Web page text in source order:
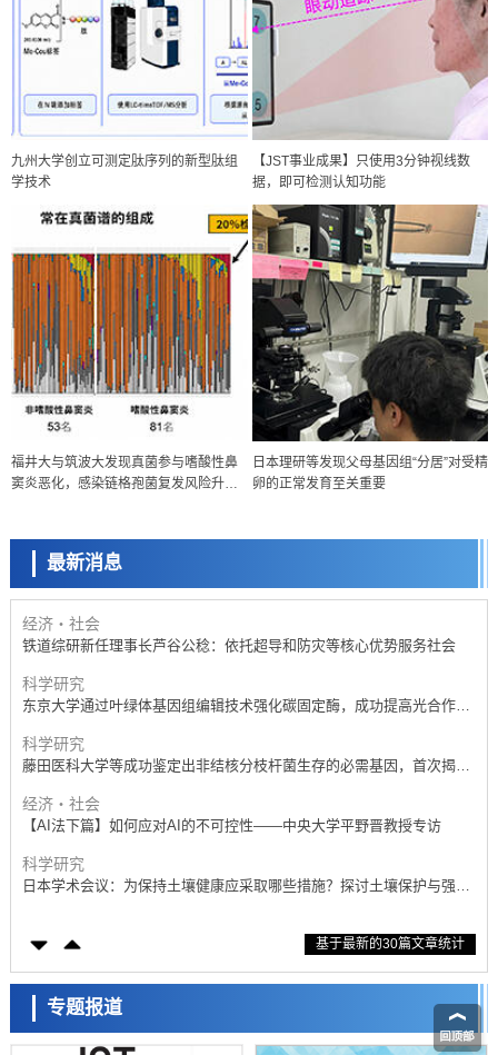
九州大学创立可测定肽序列的新型肽组
学技术
【JST事业成果】只使用3分钟视线数
据，即可检测认知功能
福井大与筑波大发现真菌参与嗜酸性鼻
窦炎恶化，感染链格孢菌复发风险升至
日本理研等发现父母基因组“分居”对受精
卵的正常发育至关重要
最新消息
【AI法下篇】如何应对AI的不可控性——中央大学平野晋教授专访
政策
日本科研费增设国际共同研究强化新类别，促进青年研究人员赴海外开
展研究
经济・社会
铁道综研新任理事长芦谷公稔：依托超导和防灾等核心优势服务社会
科学研究
东京大学通过叶绿体基因组编辑技术强化碳固定酶，成功提高光合作用
科学研究
藤田医科大学等成功鉴定出非结核分枝杆菌生存的必需基因，首次揭示
经济・社会
【AI法下篇】如何应对AI的不可控性——中央大学平野晋教授专访
科学研究
日本学术会议：为保持土壤健康应采取哪些措施？探讨土壤保护与强化
大阪大学开发基于水氢键网络的温度预测新方法，AI从分子排列信息中
经济・社会
【AI法上篇】如何对“将人生交给AI”保持危机感——中央大学平野晋教
授专访
科学研究
基于最新的30篇文章统计
专题报道